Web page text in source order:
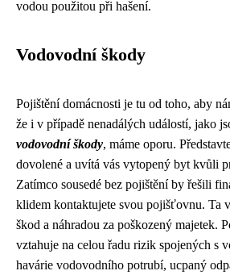
vodou použitou při hašení.
Vodovodní škody
Pojištění domácnosti je tu od toho, aby
že i v případě nenadálých událostí, jako
vodovodní škody, máme oporu.
dovolené a uvítá vás vytopený byt kvůli
Zatímco sousedé bez pojištění by řešili
klidem kontaktujete svou pojišťovnu. Ta
škod a náhradou za poškozený majetek.
vztahuje na celou řadu rizik spojených s
havárie vodovodního potrubí, ucpaný